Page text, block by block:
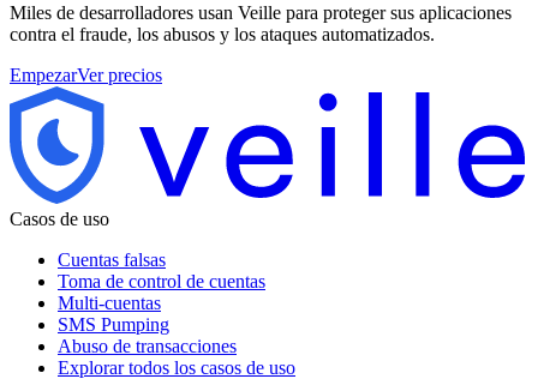
Miles de desarrolladores usan Veille para proteger sus aplicaciones
contra el fraude, los abusos y los ataques automatizados.
EmpezarVer precios
Casos de uso
Cuentas falsas
Toma de control de cuentas
Multi-cuentas
SMS Pumping
Abuso de transacciones
Explorar todos los casos de uso